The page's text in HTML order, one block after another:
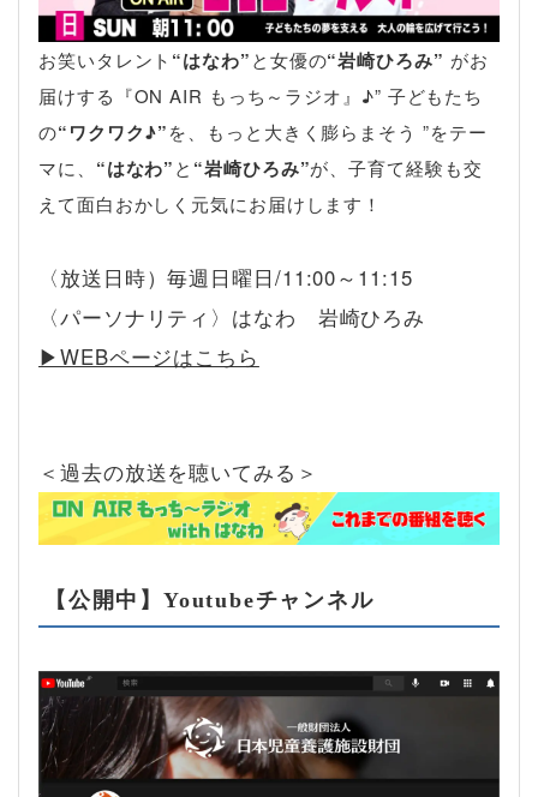
お笑いタレント “はなわ”と女優の“岩崎ひろみ” がお
届けする『ON AIR もっち～ラジオ』♪” 子どもたち
の“ワクワク♪”を、もっと大きく膨らまそう ”をテー
マに、 “はなわ”と “岩崎ひろみ”が、子育て経験も交
えて面白おかしく元気にお届けします！
〈放送日時）毎週日曜日/11:00～11:15
〈パーソナリティ〉はなわ 岩崎ひろみ
▶︎WEBページはこちら
＜過去の放送を聴いてみる＞
【公開中】Youtubeチャンネル